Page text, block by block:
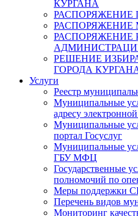
КУРГАНА
РАСПОРЯЖЕНИЕ
РАСПОРЯЖЕНИЕ
РАСПОРЯЖЕНИЕ
РЕШЕНИЕ
ГОРОДА
Услуги
Реестр
Муниципальные
адресу
Муниципальные
портал Госуслуг
Муниципальные
ГБУ МФЦ
Государственные
полномочий по
Меры поддержки
Перечень видов
Мониторинг